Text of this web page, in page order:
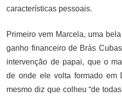
características pessoais.
Primeiro vem Marcela, uma
ganho financeiro de Brás
intervenção de papai, que o
de onde ele volta formado em
mesmo diz que colheu “de